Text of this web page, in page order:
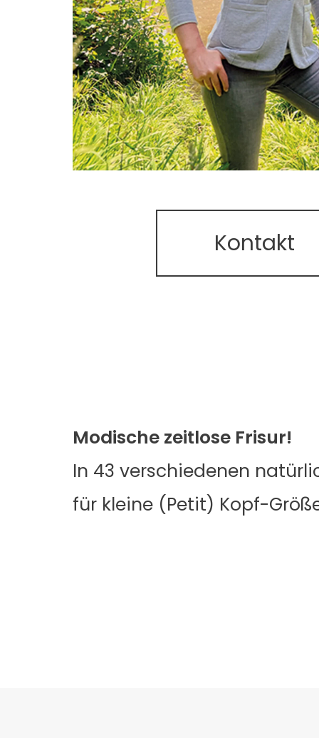
Kontakt
Modische zeitlose Frisur!
In 43 verschiedenen
für kleine (Petit) Kopf-